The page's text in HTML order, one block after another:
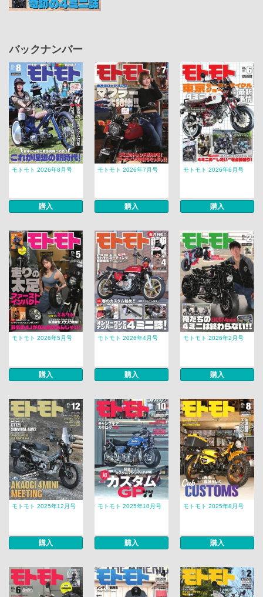
バックナンバー
モトモト 2026年8月号
購入
モトモト 2026年7月号
購入
モトモト 2026年6月号
購入
モトモト 2026年5月号
購入
モトモト 2026年4月号
購入
モトモト 2026年2月号
購入
モトモト 2025年12月号
購入
モトモト 2025年10月号
購入
モトモト 2025年8月号
購入